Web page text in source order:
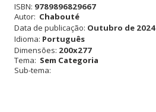
ISBN: 9789896829667
Autor: Chabouté
Data de publicação: Outubro de 2024
Idioma: Português
Dimensões: 200x277
Tema: Sem Categoria
Sub-tema: